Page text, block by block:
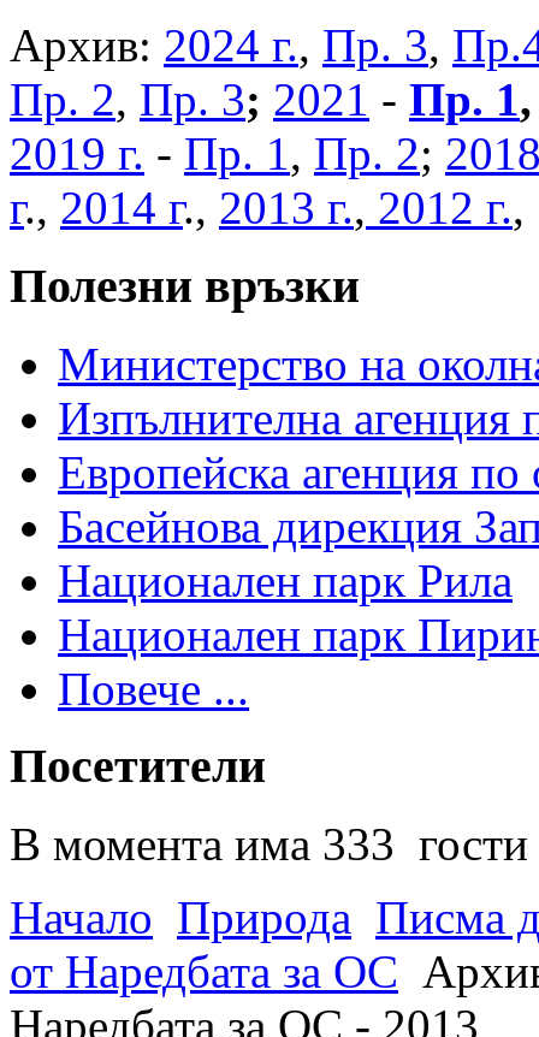
Архив: 2024 г., Пр. 3,
Пр. 2, Пр. 3; 2021 - Пр. 1
2019 г. - Пр. 1, Пр. 2;
г., 2014 г., 2013 г., 2012 г.
Полезни връзки
Министерство на
Изпълнителна агенция
Европейска агенция по
Басейнова дирекция
Национален парк Рила
Национален парк
Повече ...
Посетители
В момента има 333 гости
Начало Природа Писма
от Наредбата за ОС
Наредбата за ОС - 2013